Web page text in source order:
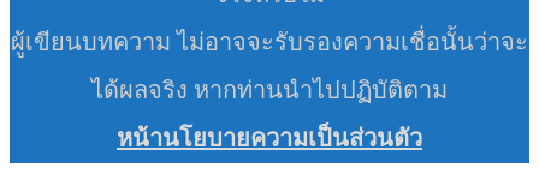
ผู้เขียนบทความ ไม่อาจจะรับรองความเชื่อนั้นว่าจะ
ได้ผลจริง หากท่านนำไปปฏิบัติตาม
หน้านโยบายความเป็นส่วนตัว